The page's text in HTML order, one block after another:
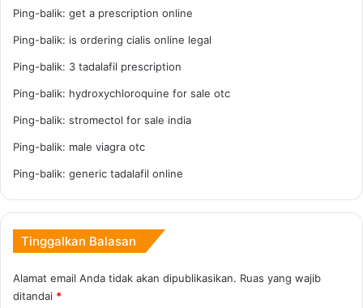
Ping-balik: get a prescription online
Ping-balik: is ordering cialis online legal
Ping-balik: 3 tadalafil prescription
Ping-balik: hydroxychloroquine for sale otc
Ping-balik: stromectol for sale india
Ping-balik: male viagra otc
Ping-balik: generic tadalafil online
Tinggalkan Balasan
Alamat email Anda tidak akan dipublikasikan. Ruas yang wajib
ditandai *